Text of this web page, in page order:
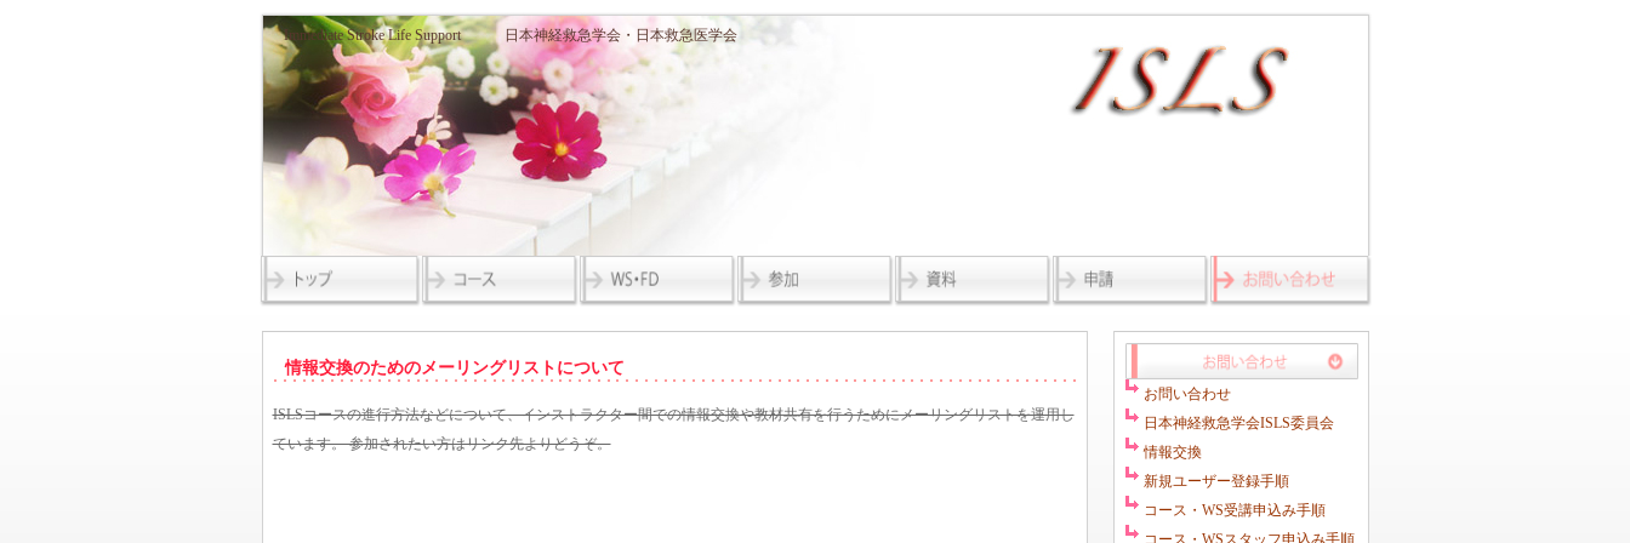
Immediate Stroke Life Support 日本神経救急学会・日本救急医学会
情報交換のためのメーリングリストについて
ISLSコースの進行方法などについて、インストラクター間での情報交換や教材共有を行うためにメーリングリストを運用し
ています。 参加されたい方はリンク先よりどうぞ。
お問い合わせ
日本神経救急学会ISLS委員会
情報交換
新規ユーザー登録手順
コース・WS受講申込み手順
コース・WSスタッフ申込み手順